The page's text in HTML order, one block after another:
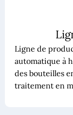
Ligne de
automatique à
des bouteilles
traitement en